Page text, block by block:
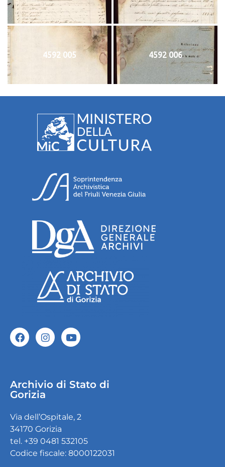
4592 005 4592 006
Archivio di Stato di
Gorizia
Via dell’Ospitale, 2
34170 Gorizia
tel. +39 0481 532105
Codice fiscale: 8000122031